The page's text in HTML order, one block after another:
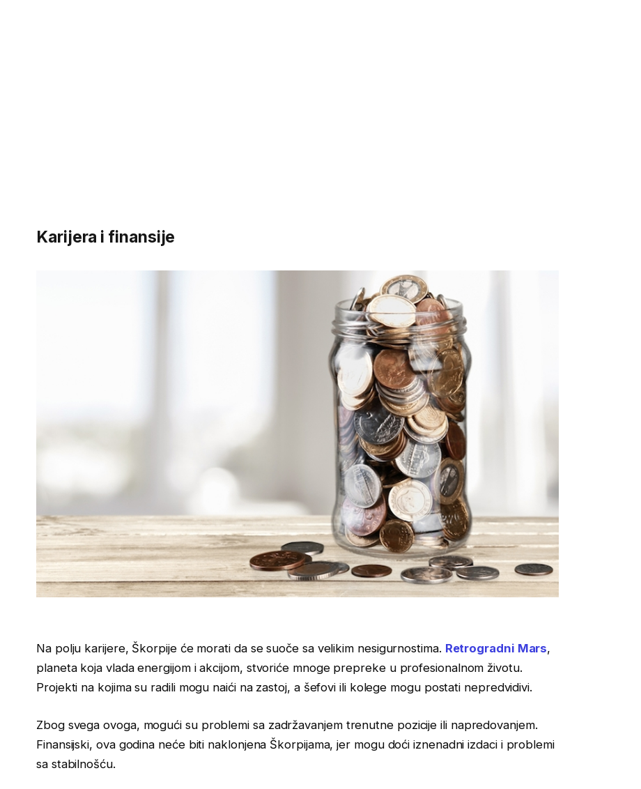
Karijera i finansije
Na polju karijere, Škorpije će morati da se suoče sa velikim nesigurnostima. Retrogradni Mars,
planeta koja vlada energijom i akcijom, stvoriće mnoge prepreke u profesionalnom životu.
Projekti na kojima su radili mogu naići na zastoj, a šefovi ili kolege mogu postati nepredvidivi.
Zbog svega ovoga, mogući su problemi sa zadržavanjem trenutne pozicije ili napredovanjem.
Finansijski, ova godina neće biti naklonjena Škorpijama, jer mogu doći iznenadni izdaci i problemi
sa stabilnošću.